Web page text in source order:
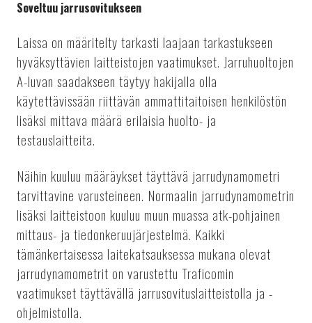
Soveltuu jarrusovitukseen
Laissa on määritelty tarkasti laajaan tarkastukseen
hyväksyttävien laitteistojen vaatimukset. Jarruhuoltojen
A-luvan saadakseen täytyy hakijalla olla
käytettävissään riittävän ammattitaitoisen henkilöstön
lisäksi mittava määrä erilaisia huolto- ja
testauslaitteita.
Näihin kuuluu määräykset täyttävä jarrudynamometri
tarvittavine varusteineen. Normaalin jarrudynamometrin
lisäksi laitteistoon kuuluu muun muassa atk-pohjainen
mittaus- ja tiedonkeruujärjestelmä. Kaikki
tämänkertaisessa laitekatsauksessa mukana olevat
jarrudynamometrit on varustettu Traficomin
vaatimukset täyttävällä jarrusovituslaitteistolla ja -
ohjelmistolla.